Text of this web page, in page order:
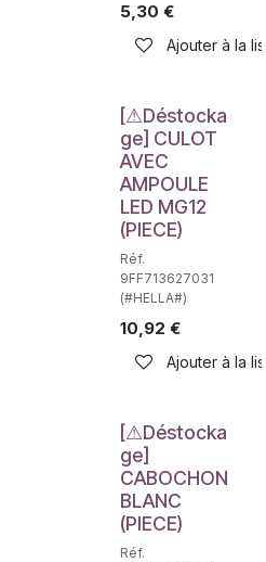
5,30 €
Ajouter à la
Déstockage
[⚠Déstocka
ge] CULOT
AVEC
AMPOULE
LED MG12
(PIECE)
Réf.
9FF713627031
(#HELLA#)
10,92 €
Ajouter à la
Déstockage
[⚠Déstocka
ge]
CABOCHON
BLANC
(PIECE)
Réf.